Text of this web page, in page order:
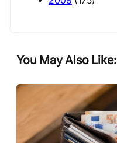
You May Also Like: